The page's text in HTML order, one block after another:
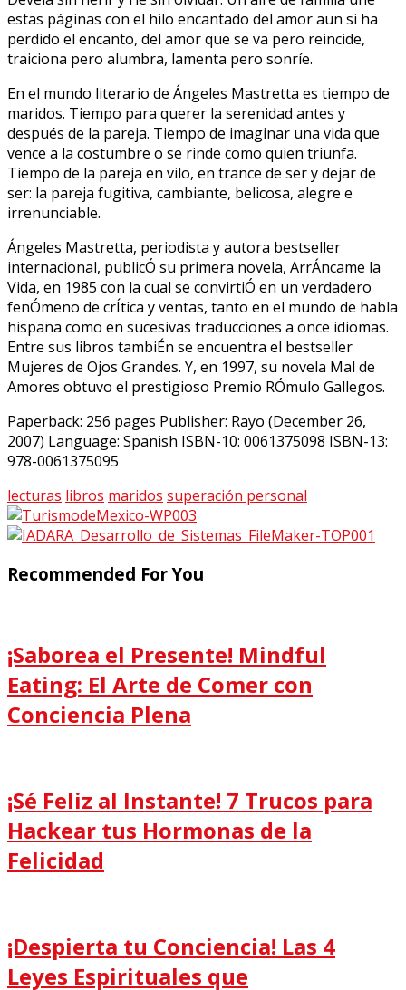
estas páginas con el hilo encantado del amor aun si ha
perdido el encanto, del amor que se va pero reincide,
traiciona pero alumbra, lamenta pero sonríe.
En el mundo literario de Ángeles Mastretta es tiempo de
maridos. Tiempo para querer la serenidad antes y
después de la pareja. Tiempo de imaginar una vida que
vence a la costumbre o se rinde como quien triunfa.
Tiempo de la pareja en vilo, en trance de ser y dejar de
ser: la pareja fugitiva, cambiante, belicosa, alegre e
irrenunciable.
Ángeles Mastretta, periodista y autora bestseller
internacional, publicÓ su primera novela, ArrÁncame la
Vida, en 1985 con la cual se convirtiÓ en un verdadero
fenÓmeno de crÍtica y ventas, tanto en el mundo de habla
hispana como en sucesivas traducciones a once idiomas.
Entre sus libros tambiÉn se encuentra el bestseller
Mujeres de Ojos Grandes. Y, en 1997, su novela Mal de
Amores obtuvo el prestigioso Premio RÓmulo Gallegos.
Paperback: 256 pages Publisher: Rayo (December 26,
2007) Language: Spanish ISBN-10: 0061375098 ISBN-13:
978-0061375095
lecturas libros maridos superación personal
Recommended For You
¡Saborea el Presente! Mindful
Eating: El Arte de Comer con
Conciencia Plena
¡Sé Feliz al Instante! 7 Trucos para
Hackear tus Hormonas de la
Felicidad
¡Despierta tu Conciencia! Las 4
Leyes Espirituales que